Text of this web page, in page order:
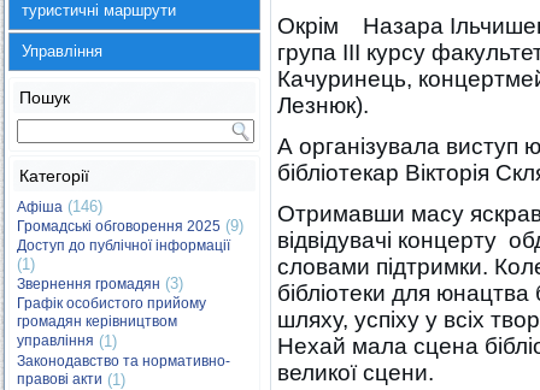
туристичні маршрути
Управління
Пошук
Категорії
Афіша (146)
Громадські обговорення 2025 (9)
Доступ до публічної інформації
(1)
Звернення громадян (3)
Графік особистого прийому
громадян керівництвом
управління (1)
Законодавство та нормативно-
правові акти (1)
Окрім Назара
група ІІІ курсу
Качуринець,
Лезнюк).
А організувала виступ
бібліотекар Вікторія
Отримавши масу
відвідувачі концерту
словами підтримки.
бібліотеки для
шляху, успіху у всіх
Нехай мала сцена
великої сцени.